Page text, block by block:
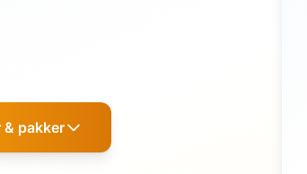
& pakker